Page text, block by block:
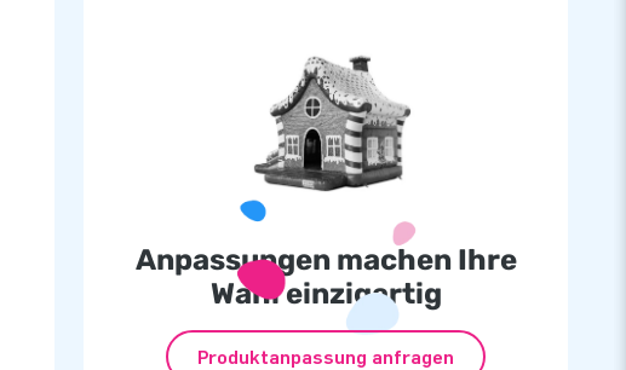
Anpassungen machen Ihre
Wahl einzigartig
Produktanpassung anfragen